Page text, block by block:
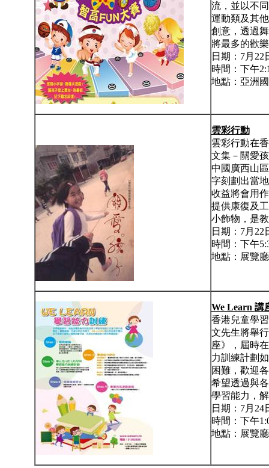
流，並以不
運動類及其
創意，透過
將最多的歡
日期：7月22
時間：下午
地點：亞洲
雲彩行動
雲彩行動在
文集－關愛
中國廣西山
字刻劃出當
收益將會用
提供康復及
小飾物，是
日期：7月22
時間：下午
地點：展覽
We Learn 講
香港兒童學
文先生將舉
座》，屆時
力訓練計劃
困難，歡迎
希望透過與
學習能力，
日期：7月24
時間：下午
地點：展覽